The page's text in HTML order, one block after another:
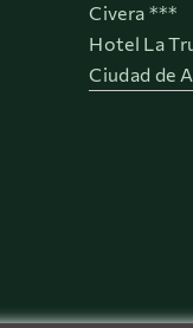
Civera ***
Hotel La
Ciudad de